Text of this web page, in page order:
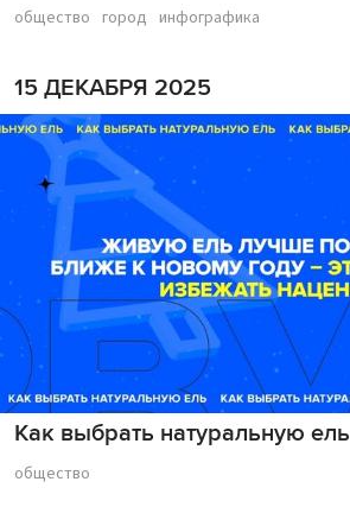
общество город инфографика
15 ДЕКАБРЯ 2025
Как выбрать натуральную ель
общество